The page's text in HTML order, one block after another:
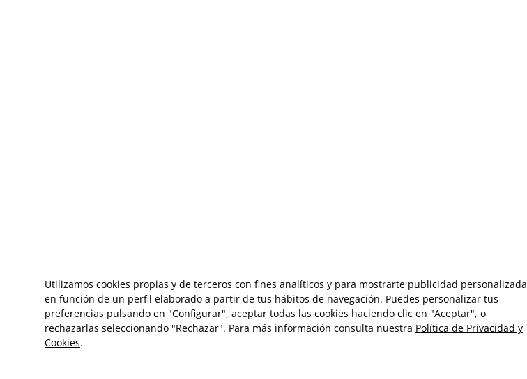
Utilizamos cookies propias y de terceros con fines analíticos y para mostrarte publicidad personalizada
en función de un perfil elaborado a partir de tus hábitos de navegación. Puedes personalizar tus
preferencias pulsando en "Configurar", aceptar todas las cookies haciendo clic en "Aceptar", o
rechazarlas seleccionando "Rechazar". Para más información consulta nuestra Política de Privacidad y
Cookies.